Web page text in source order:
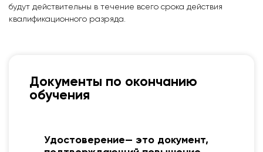
будут действительны в течение всего срока действия
квалификационного разряда.
Документы по окончанию
обучения
Протокол об обучении. Основная